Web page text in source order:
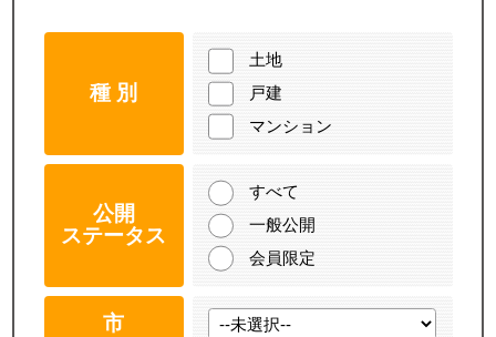
種 別
土地
戸建
マンション
公開
ステータス
すべて
一般公開
会員限定
市